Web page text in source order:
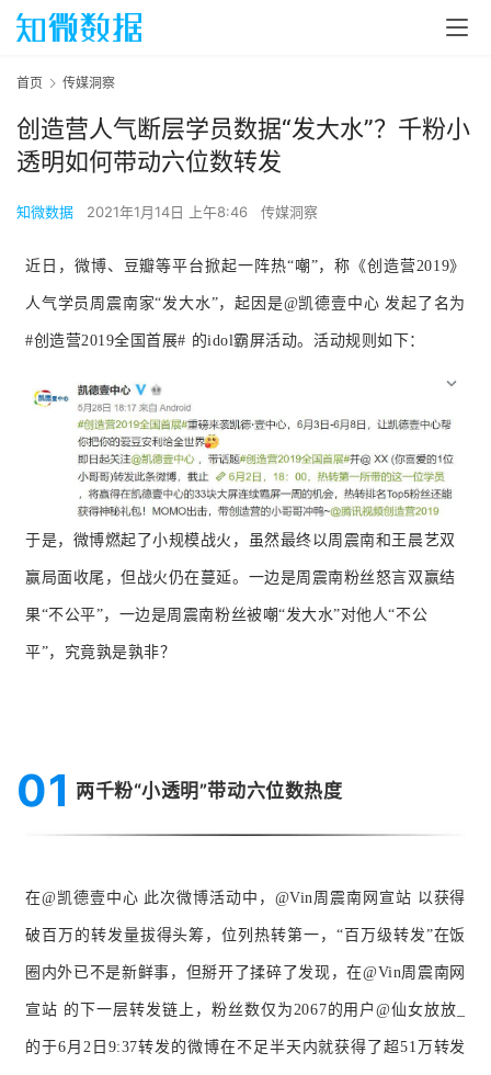
首页 传媒洞察
创造营人气断层学员数据“发大水”？千粉小
透明如何带动六位数转发
知微数据 2021年1月14日 上午8:46 传媒洞察
近日，微博、豆瓣等平台掀起一阵热“嘲”，称《创造营2019》
人气学员周震南家“发大水”，起因是@凯德壹中心发起了名为
#创造营2019全国首展# 的idol霸屏活动。活动规则如下：
于是，微博燃起了小规模战火，虽然最终以周震南和王晨艺双
赢局面收尾，但战火仍在蔓延。一边是周震南粉丝怒言双赢结
果“不公平”，一边是周震南粉丝被嘲“发大水”对他人“不公
平”，究竟孰是孰非？
01 两千粉“小透明”带动六位数热度
在@凯德壹中心 此次微博活动中，@Vin周震南网宣站 以获得
破百万的转发量拔得头筹，位列热转第一，“百万级转发”在饭
圈内外已不是新鲜事，但掰开了揉碎了发现，在@Vin周震南网
宣站 的下一层转发链上，粉丝数仅为2067的用户@仙女放放_
的于6月2日9:37转发的微博在不足半天内就获得了超51万转发